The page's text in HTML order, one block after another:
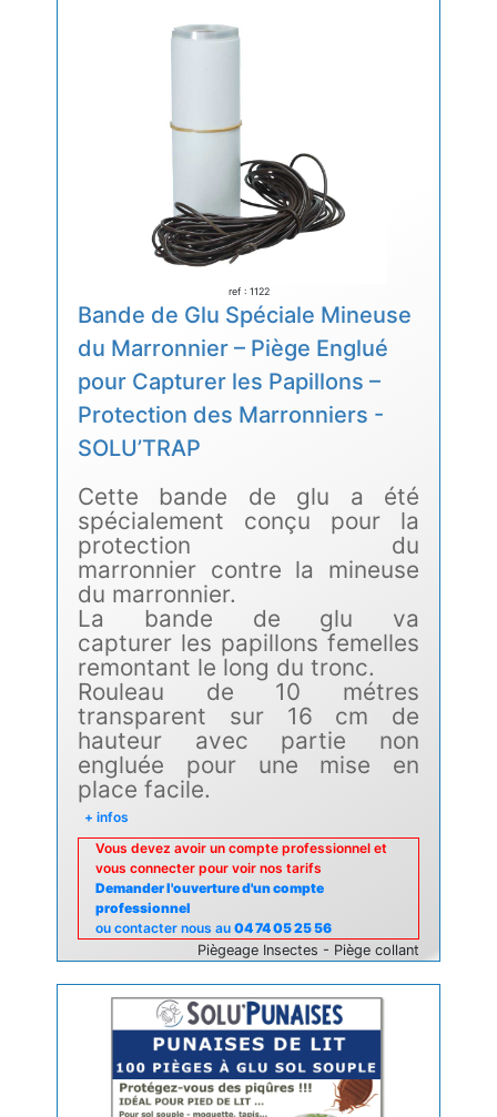
ref : 1122
Bande de Glu Spéciale Mineuse
du Marronnier – Piège Englué
pour Capturer les Papillons –
Protection des Marronniers -
SOLU’TRAP
Cette bande de glu a été
spécialement conçu pour la
protection du
marronnier contre la mineuse
du marronnier.
La bande de glu va
capturer les papillons femelles
remontant le long du tronc.
Rouleau de 10 métres
transparent sur 16 cm de
hauteur avec partie non
engluée pour une mise en
place facile.
+ infos
Vous devez avoir un compte professionnel et
vous connecter pour voir nos tarifs
Demander l'ouverture d'un compte
professionnel
ou contacter nous au 04 74 05 25 56
Piègeage Insectes - Piège collant